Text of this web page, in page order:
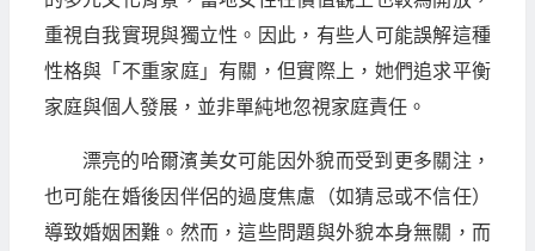
重視自我實現與獨立性。因此，有些人可能誤解這種
性格與「不重家庭」有關，但實際上，她們追求平衡
家庭與個人發展，並非單純地忽視家庭責任。
漂亮的哈爾濱美女可能因外貌而受到更多關注，
也可能在婚後因伴侶的過度焦慮（如猜忌或不信任）
導致婚姻困難。然而，這些問題與外貌本身無關，而